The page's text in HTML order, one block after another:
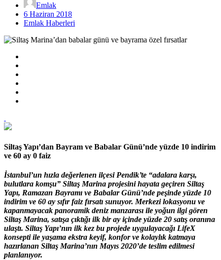
Emlak
6 Haziran 2018
Emlak Haberleri
Siltaş Yapı’dan Bayram ve Babalar Günü’nde yüzde 10 indirim
ve 60 ay 0 faiz
İstanbul’un hızla değerlenen ilçesi Pendik’te “adalara karşı,
bulutlara komşu” Siltaş Marina projesini hayata geçiren Siltaş
Yapı, Ramazan Bayramı ve Babalar Günü’nde peşinde yüzde 10
indirim ve 60 ay sıfır faiz fırsatı sunuyor. Merkezi lokasyonu ve
kapanmayacak panoramik deniz manzarası ile yoğun ilgi gören
Siltaş Marina, satışa çıktığı ilk bir ay içinde yüzde 20 satış oranına
ulaştı. Siltaş Yapı’nın ilk kez bu projede uygulayacağı LifeX
konsepti ile yaşama ekstra keyif, konfor ve kolaylık katmaya
hazırlanan Siltaş Marina’nın Mayıs 2020’de teslim edilmesi
planlanıyor.